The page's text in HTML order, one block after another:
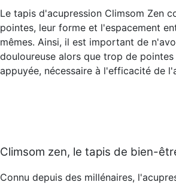
Le tapis d'acupression Climsom Zen
pointes, leur forme et l'espacement
mêmes. Ainsi, il est important de
douloureuse alors que trop de
appuyée, nécessaire à l'efficacité de
Climsom zen, le tapis de bien-
Connu depuis des millénaires,